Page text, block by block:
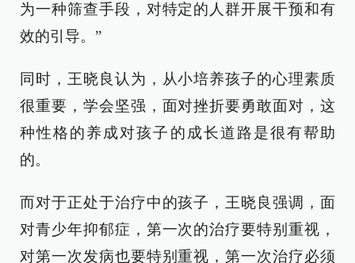
为一种筛查手段，对特定的人群开展干预和有
效的引导。”
同时，王晓良认为，从小培养孩子的心理素质
很重要，学会坚强，面对挫折要勇敢面对，这
种性格的养成对孩子的成长道路是很有帮助
的。
而对于正处于治疗中的孩子，王晓良强调，面
对青少年抑郁症，第一次的治疗要特别重视，
对第一次发病也要特别重视，第一次治疗必须